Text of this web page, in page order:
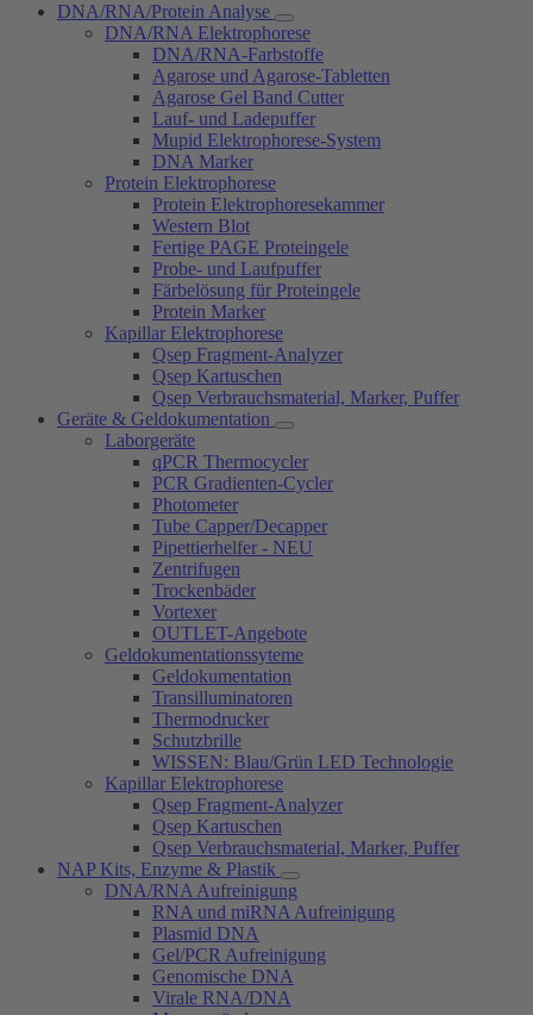
DNA/RNA/Protein Analyse
DNA/RNA Elektrophorese
DNA/RNA-Farbstoffe
Agarose und Agarose-Tabletten
Agarose Gel Band Cutter
Lauf- und Ladepuffer
Mupid Elektrophorese-System
DNA Marker
Protein Elektrophorese
Protein Elektrophoresekammer
Western Blot
Fertige PAGE Proteingele
Probe- und Laufpuffer
Färbelösung für Proteingele
Protein Marker
Kapillar Elektrophorese
Qsep Fragment-Analyzer
Qsep Kartuschen
Qsep Verbrauchsmaterial, Marker, Puffer
Geräte & Geldokumentation
Laborgeräte
qPCR Thermocycler
PCR Gradienten-Cycler
Photometer
Tube Capper/Decapper
Pipettierhelfer - NEU
Zentrifugen
Trockenbäder
Vortexer
OUTLET-Angebote
Geldokumentationssyteme
Geldokumentation
Transilluminatoren
Thermodrucker
Schutzbrille
WISSEN: Blau/Grün LED Technologie
Kapillar Elektrophorese
Qsep Fragment-Analyzer
Qsep Kartuschen
Qsep Verbrauchsmaterial, Marker, Puffer
NAP Kits, Enzyme & Plastik
DNA/RNA Aufreinigung
RNA und miRNA Aufreinigung
Plasmid DNA
Gel/PCR Aufreinigung
Genomische DNA
Virale RNA/DNA